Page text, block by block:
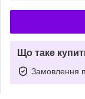
Що таке
Замовлення